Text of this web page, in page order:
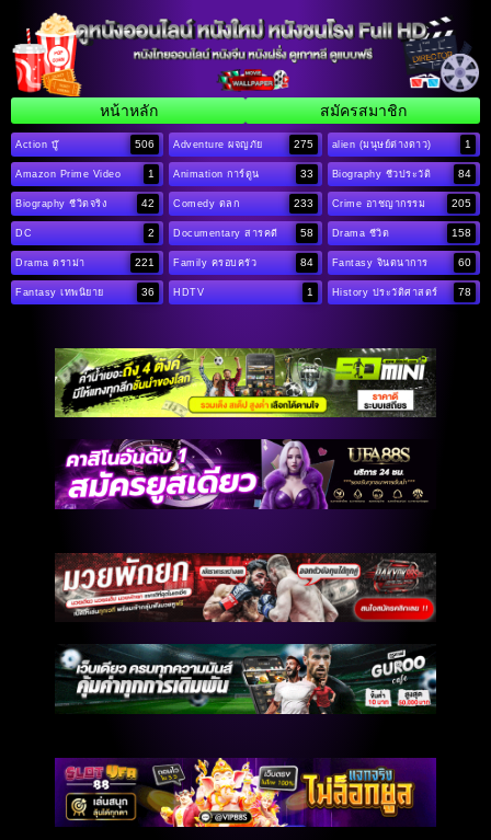
หน้าหลัก สมัครสมาชิก
Action บู๊ 506 Adventure ผจญภัย 275 alien (มนุษย์ต่างดาว) 1
Amazon Prime Video 1 Animation การ์ตูน 33 Biography ชีวประวัติ 84
Biography ชีวิตจริง 42 Comedy ตลก 233 Crime อาชญากรรม 205
DC 2 Documentary สารคดี 58 Drama ชีวิต 158
Drama ดราม่า 221 Family ครอบครัว 84 Fantasy จินตนาการ 60
Fantasy เทพนิยาย 36 HDTV 1 History ประวัติศาสตร์ 78